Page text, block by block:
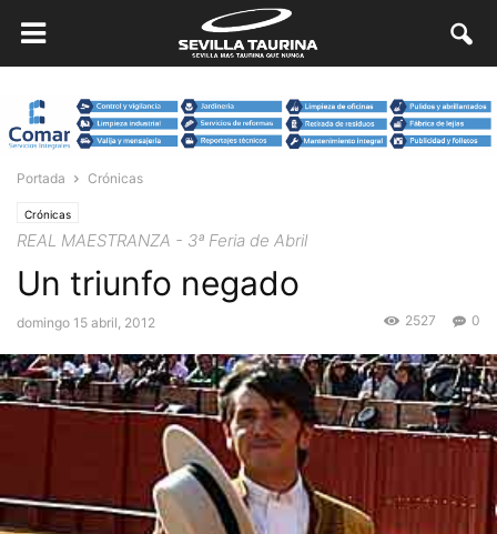
Portada Crónicas
Crónicas
REAL MAESTRANZA - 3ª Feria de Abril
Un triunfo negado
domingo 15 abril, 2012 0
2527